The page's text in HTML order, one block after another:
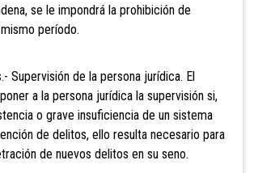
se le impondrá la prohibición de
período.
Supervisión de la persona jurídica. El
a la persona jurídica la supervisión si,
o grave insuficiencia de un sistema
de delitos, ello resulta necesario para
de nuevos delitos en su seno.